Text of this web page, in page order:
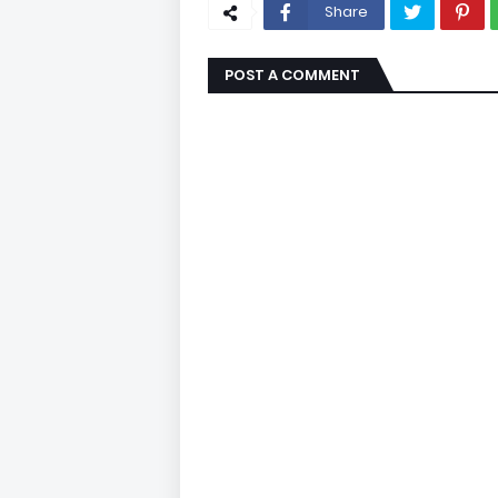
Share
POST A COMMENT